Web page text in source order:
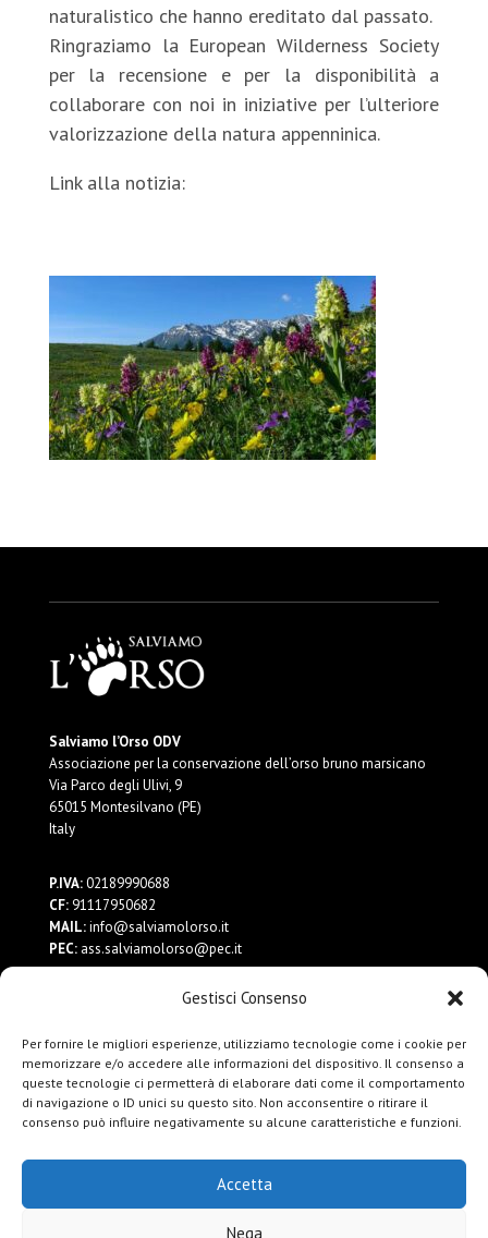
Gestisci Consenso
Per fornire le migliori esperienze, utilizziamo tecnologie come i cookie per
memorizzare e/o accedere alle informazioni del dispositivo. Il consenso a
queste tecnologie ci permetterà di elaborare dati come il comportamento
di navigazione o ID unici su questo sito. Non acconsentire o ritirare il
consenso può influire negativamente su alcune caratteristiche e funzioni.
Accetta
Nega
naturalistico che hanno ereditato dal passato.
Ringraziamo la European Wilderness Society
per la recensione e per la disponibilità a
collaborare con noi in iniziative per l’ulteriore
valorizzazione della natura appenninica.
Link alla notizia:
Salviamo l’Orso ODV
Associazione per la conservazione dell’orso bruno marsicano
Via Parco degli Ulivi, 9
65015 Montesilvano (PE)
Italy
P.IVA:02189990688
CF:91117950682
MAIL:info@salviamolorso.it
PEC:ass.salviamolorso@pec.it
Privacy Policy